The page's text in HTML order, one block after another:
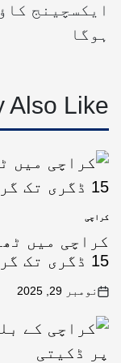
ایکسچینج
ہوگا
Also Like
کراچی
کراچی میں
15 ڈگری تک گرنے کا امکان
نومبر 29, 2025